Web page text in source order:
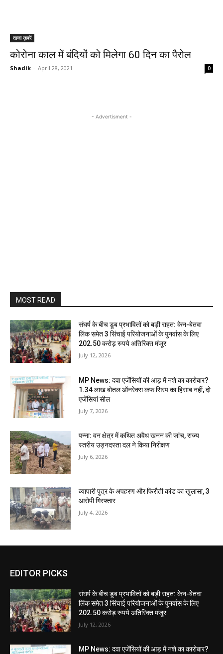
ताजा ख़बरें
कोरोना काल में बंदियों को मिलेगा 60 दिन का पैरोल
Shadik - April 28, 2021 0
- Advertisment -
MOST READ
संघर्ष के बीच डूब प्रभावितों को बड़ी राहत: केन-बेतवा
लिंक समेत 3 सिंचाई परियोजनाओं के पुनर्वास के लिए
202.50 करोड़ रुपये अतिरिक्त मंजूर
July 12, 2026
MP News: दवा एजेंसियों की आड़ में नशे का कारोबार?
1.34 लाख बोतल ऑनरेक्स कफ सिरप का हिसाब नहीं, दो
एजेंसियां सील
July 7, 2026
पन्ना: वन क्षेत्र में कथित अवैध खनन की जांच, राज्य
स्तरीय उड़नदस्ता दल ने किया निरीक्षण
July 6, 2026
व्यापारी पुत्र के अपहरण और फिरौती कांड का खुलासा, 3
आरोपी गिरफ्तार
July 4, 2026
EDITOR PICKS
संघर्ष के बीच डूब प्रभावितों को बड़ी राहत: केन-बेतवा
लिंक समेत 3 सिंचाई परियोजनाओं के पुनर्वास के लिए
202.50 करोड़ रुपये अतिरिक्त मंजूर
July 12, 2026
MP News: दवा एजेंसियों की आड़ में नशे का कारोबार?